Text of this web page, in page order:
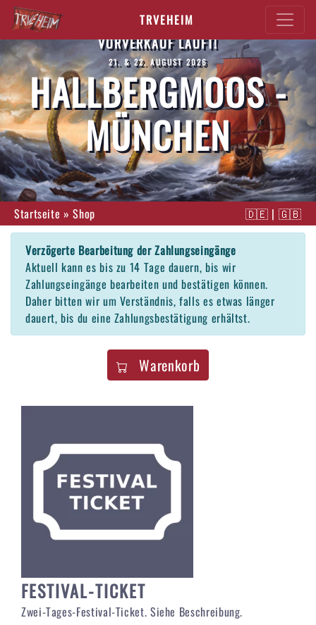
TRVEHEIM
VORVERKAUF LÄUFT!
21. & 22. AUGUST 2026
HALLBERGMOOS -
MÜNCHEN
Startseite » Shop 🇩🇪 | 🇬🇧
Verzögerte Bearbeitung der Zahlungseingänge
Aktuell kann es bis zu 14 Tage dauern, bis wir
Zahlungseingänge bearbeiten und bestätigen können.
Daher bitten wir um Verständnis, falls es etwas länger
dauert, bis du eine Zahlungsbestätigung erhältst.
Warenkorb
FESTIVAL-TICKET
Zwei-Tages-Festival-Ticket. Siehe Beschreibung.